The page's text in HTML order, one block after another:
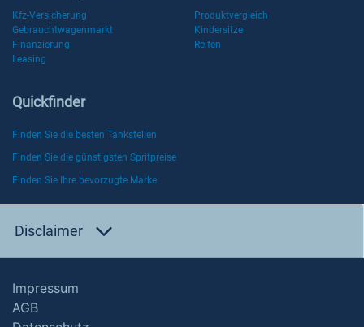
Kfz-Versicherung
Produktvergleich
Gebrauchtwagenmarkt
Kindersitze
Finanzierung
Reifen
Leasing
Quickfinder
Finden Sie die besten Tankstellen
Finden Sie die günstigsten Spritpreise
Finden Sie Ihre bevorzugte Marke
Disclaimer
Impressum
AGB